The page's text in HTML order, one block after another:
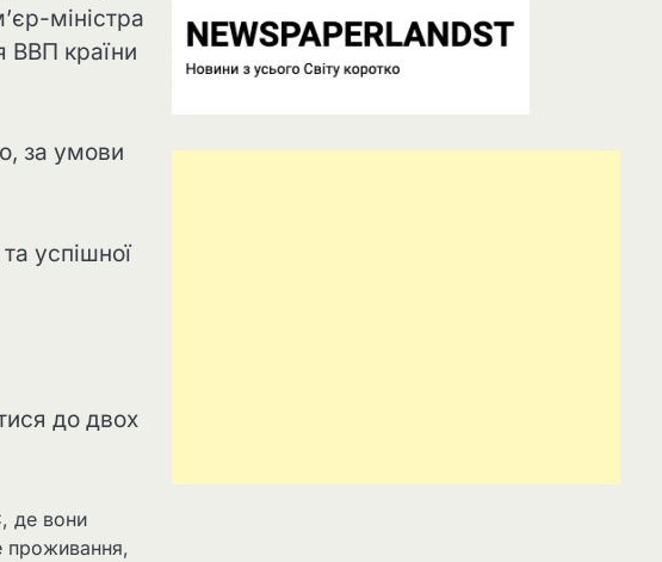
міністра
ВВП країни
за умови
успішної
до двох
де вони
проживання,